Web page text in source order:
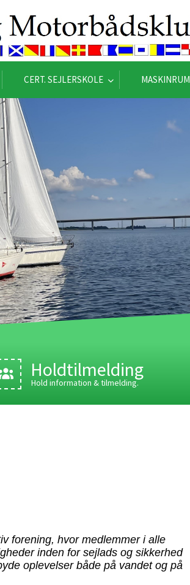
CERT. SEJLERSKOLE MASKINRUM
Holdtilmelding
Hold information & tilmelding.
forening, hvor medlemmer i alle
inden for sejlads og sikkerhed
oplevelser både på vandet og på